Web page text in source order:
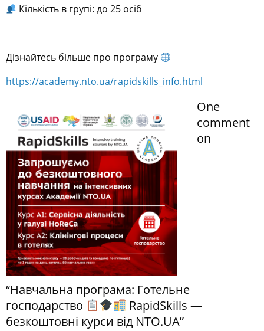
Кількість в групі: до 25 осіб
Дізнайтесь більше про програму
https://academy.nto.ua/rapidskills_info.html
One
comment
on
“Навчальна програма: Готельне
господарство
RapidSkills —
безкоштовні курси від NTO.UA”